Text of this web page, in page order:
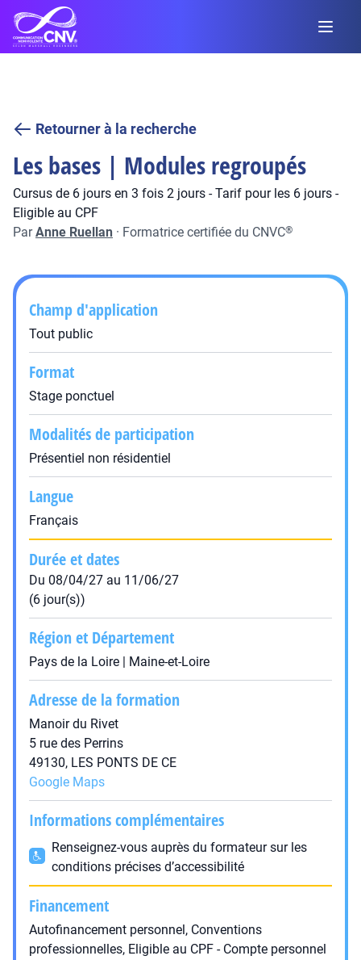
Retourner à la recherche
Les bases | Modules regroupés
Cursus de 6 jours en 3 fois 2 jours - Tarif pour les 6 jours -
Eligible au CPF
ParAnne Ruellan · Formatrice certifiée du CNVC®
Champ d'application
Tout public
Format
Stage ponctuel
Modalités de participation
Présentiel non résidentiel
Langue
Français
Durée et dates
Du 08/04/27 au 11/06/27
(6 jour(s))
Région et Département
Pays de la Loire | Maine-et-Loire
Adresse de la formation
Manoir du Rivet
5 rue des Perrins
49130, LES PONTS DE CE
Google Maps
Informations complémentaires
Renseignez-vous auprès du formateur sur les
conditions précises d’accessibilité
Financement
Autofinancement personnel, Conventions
professionnelles, Eligible au CPF - Compte personnel